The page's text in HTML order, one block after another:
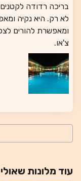
בריכה רדודה
לא רק. היא נקיה
ומאפשרת להורים
צ'או.
עוד מלונות שאולי